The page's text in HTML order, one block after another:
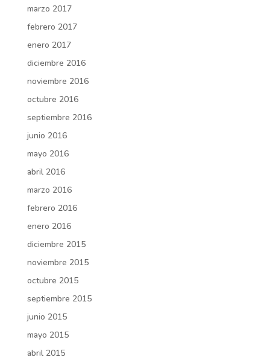
marzo 2017
febrero 2017
enero 2017
diciembre 2016
noviembre 2016
octubre 2016
septiembre 2016
junio 2016
mayo 2016
abril 2016
marzo 2016
febrero 2016
enero 2016
diciembre 2015
noviembre 2015
octubre 2015
septiembre 2015
junio 2015
mayo 2015
abril 2015